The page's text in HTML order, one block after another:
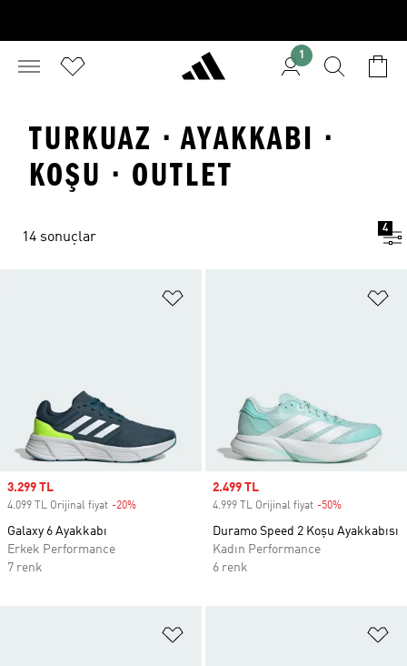
1
TURKUAZ · AYAKKABI ·
KOŞU · OUTLET
14 sonuçlar
4
Sale price
3.299 TL
4.099 TL Orijinal fiyat -20%
Galaxy 6 Ayakkabı
Erkek Performance
7 renk
Sale price
2.499 TL
4.999 TL Orijinal fiyat -50%
Duramo Speed 2 Koşu Ayakkabısı
Kadın Performance
6 renk